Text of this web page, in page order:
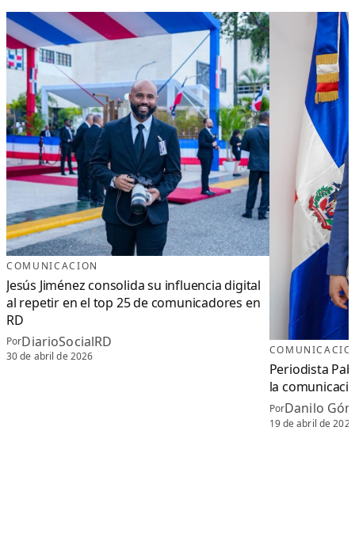
COMUNICACION
Jesús Jiménez consolida su influencia digital
al repetir en el top 25 de comunicadores en
RD
PorDiarioSocialRD
30 de abril de 2026
Periodista
la
PorDanilo
19 de abril de 2026